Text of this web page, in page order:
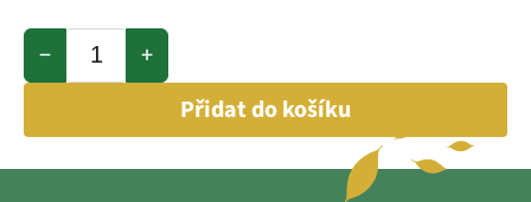
+
−
Přidat do košíku